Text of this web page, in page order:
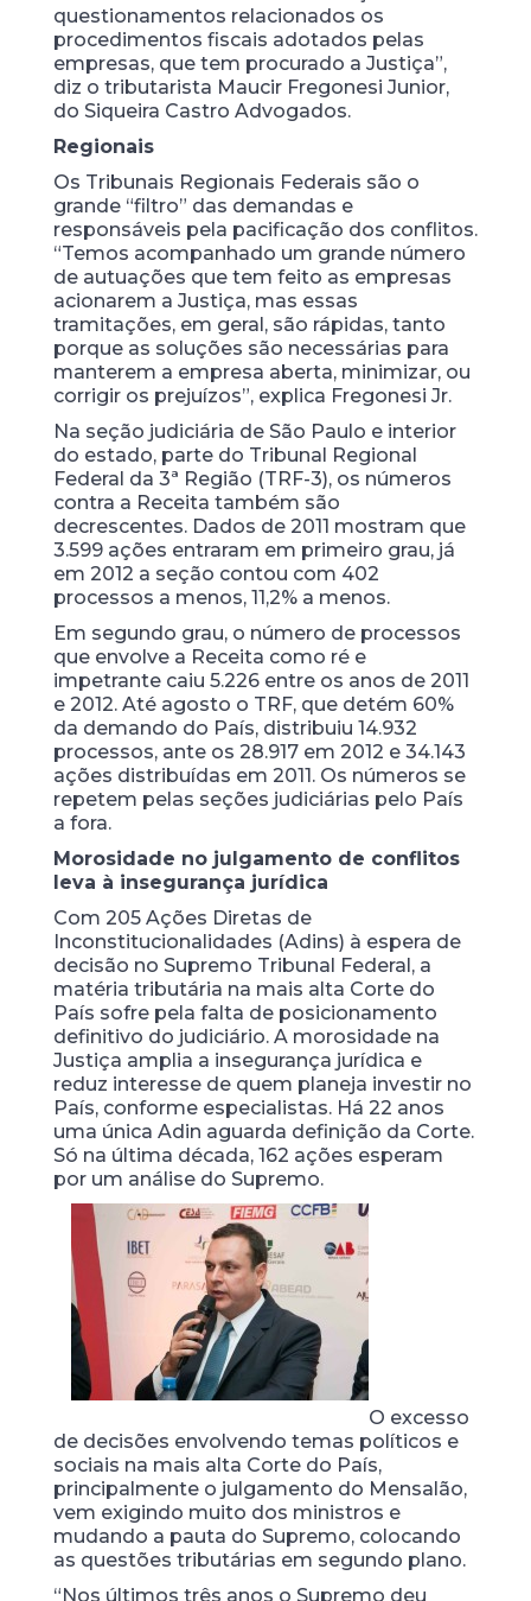
questionamentos relacionados os
procedimentos fiscais adotados pelas
empresas, que tem procurado a Justiça”,
diz o tributarista Maucir Fregonesi Junior,
do Siqueira Castro Advogados.
Regionais
Os Tribunais Regionais Federais são o
grande “filtro” das demandas e
responsáveis pela pacificação dos conflitos.
“Temos acompanhado um grande número
de autuações que tem feito as empresas
acionarem a Justiça, mas essas
tramitações, em geral, são rápidas, tanto
porque as soluções são necessárias para
manterem a empresa aberta, minimizar, ou
corrigir os prejuízos”, explica Fregonesi Jr.
Na seção judiciária de São Paulo e interior
do estado, parte do Tribunal Regional
Federal da 3ª Região (TRF-3), os números
contra a Receita também são
decrescentes. Dados de 2011 mostram que
3.599 ações entraram em primeiro grau, já
em 2012 a seção contou com 402
processos a menos, 11,2% a menos.
Em segundo grau, o número de processos
que envolve a Receita como ré e
impetrante caiu 5.226 entre os anos de 2011
e 2012. Até agosto o TRF, que detém 60%
da demando do País, distribuiu 14.932
processos, ante os 28.917 em 2012 e 34.143
ações distribuídas em 2011. Os números se
repetem pelas seções judiciárias pelo País
a fora.
Morosidade no julgamento de conflitos
leva à insegurança jurídica
Com 205 Ações Diretas de
Inconstitucionalidades (Adins) à espera de
decisão no Supremo Tribunal Federal, a
matéria tributária na mais alta Corte do
País sofre pela falta de posicionamento
definitivo do judiciário. A morosidade na
Justiça amplia a insegurança jurídica e
reduz interesse de quem planeja investir no
País, conforme especialistas. Há 22 anos
uma única Adin aguarda definição da Corte.
Só na última década, 162 ações esperam
por um análise do Supremo.
O excesso
de decisões envolvendo temas políticos e
sociais na mais alta Corte do País,
principalmente o julgamento do Mensalão,
vem exigindo muito dos ministros e
mudando a pauta do Supremo, colocando
as questões tributárias em segundo plano.
“Nos últimos três anos o Supremo deu